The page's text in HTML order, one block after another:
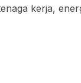
kerja,